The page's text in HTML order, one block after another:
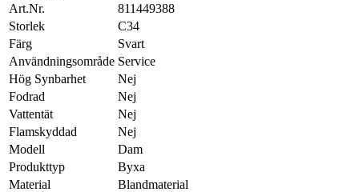
Art.Nr.
811449388
Storlek
C34
Färg
Svart
Användningsområde Service
Hög Synbarhet
Nej
Fodrad
Nej
Vattentät
Nej
Flamskyddad
Nej
Modell
Dam
Produkttyp
Byxa
Material
Blandmaterial